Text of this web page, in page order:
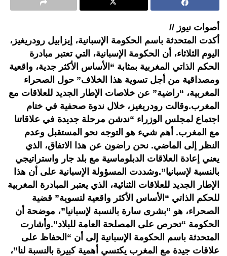
أصوات نيوز //
أكدت المتحدثة باسم الحكومة الإسبانية، إيزابيل رودريغيز،
اليوم الثلاثاء، أن الحكومة الإسبانية، التي تعتبر مبادرة
الحكم الذاتي المغربية بمثابة “الأساس الأكثر جدية، واقعية
ومصداقية من أجل تسوية هذا الخلاف” حول الصحراء
المغربية، “راضية” عن خلاصات الإطار الجديد للعلاقات مع
المغرب.وقالت رودريغيز، خلال ندوة صحفية في ختام
اجتماع لمجلس الوزراء “ندشن مرحلة جديدة في علاقاتنا
مع المغرب. أهم شيء هو التوجه نحو المستقبل وعدم
النظر إلى الماضي. نحن راضون عن هذا الاتفاق، الذي
يعني إعادة العلاقات الدبلوماسية مع بلد جار واستراتيجي
بالنسبة لإسبانيا”.وشددت المسؤولة الإسبانية على أن هذا
الإطار الجديد للعلاقات الثنائية، الذي يعتبر المبادرة المغربية
للحكم الذاتي “الأساس الأكثر واقعية لتسوية” قضية
الصحراء، هو “بشرى سارة بالنسبة لإسبانيا”، موضحة أن
الحكومة “تحرص على المصلحة العامة للبلاد”.وأشارت
المتحدثة باسم الحكومة الإسبانية إلى أن “الحفاظ على
علاقات جيدة مع المغرب يكتسي أهمية كبيرة بالنسبة لنا”،